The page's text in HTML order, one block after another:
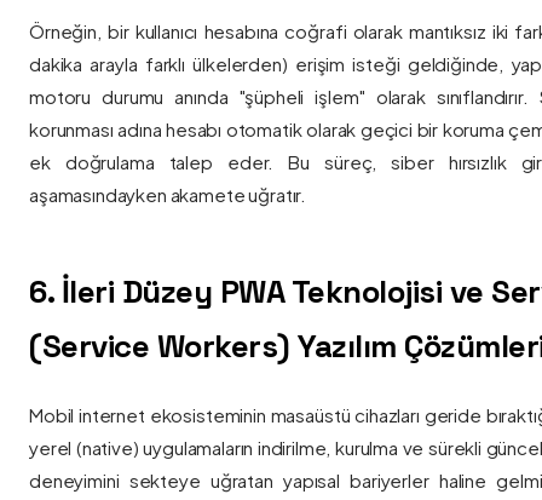
Örneğin, bir kullanıcı hesabına coğrafi olarak mantıksız iki
dakika arayla farklı ülkelerden) erişim isteği geldiğinde,
motoru durumu anında "şüpheli işlem" olarak sınıflandırır.
korunması adına hesabı otomatik olarak geçici bir koruma
ek doğrulama talep eder. Bu süreç, siber hırsızlık
aşamasındayken akamete uğratır.
6. İleri Düzey PWA Teknolojisi ve
(Service Workers) Yazılım
Mobil internet ekosisteminin masaüstü cihazları geride
yerel (native) uygulamaların indirilme, kurulma ve sürekli
deneyimini sekteye uğratan yapısal bariyerler haline